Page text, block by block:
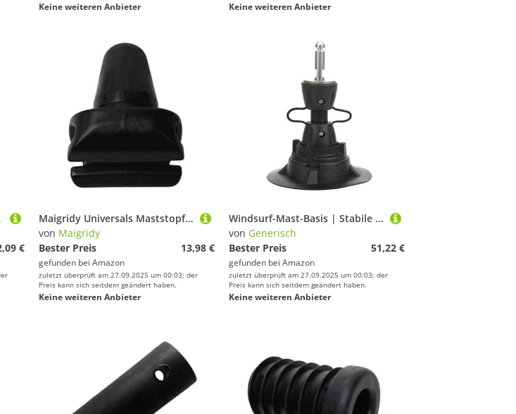
Keine weiteren Anbieter Keine weiteren Anbieter
Windsurfen
€
Maigridy Universals Maststopfen oben Pin Plug Windsurf Stop Einsatz 4 cm Stopper Einfache Installation Mast-Top-Pin Plug
von Maigridy
Bester Preis
13,98 €
gefunden bei Amazon
zuletzt überprüft am 27.09.2025 um 00:03; der
Preis kann sich seitdem geändert haben.
Keine weiteren Anbieter
Windsurf-Mast-Basis | Stabile Surfgelenk-Mast-Basis, langlebige Surf-Mast-Basis, tragbare Windsurf-Mast-Basis, stabil für den Außenbereich
von Generisch
Bester Preis
51,22 €
gefunden bei Amazon
zuletzt überprüft am 27.09.2025 um 00:03; der
Preis kann sich seitdem geändert haben.
Keine weiteren Anbieter